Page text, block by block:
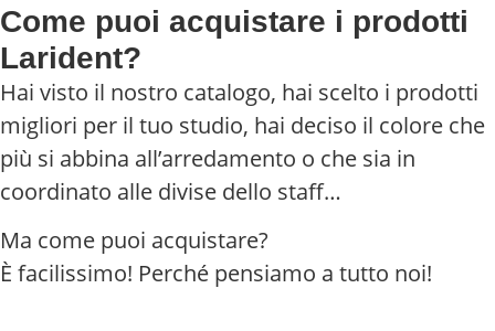
Come puoi acquistare i prodotti
Larident?
Hai visto il nostro catalogo, hai scelto i prodotti
migliori per il tuo studio, hai deciso il colore che
più si abbina all’arredamento o che sia in
coordinato alle divise dello staff…
Ma come puoi acquistare?
È facilissimo! Perché pensiamo a tutto noi!